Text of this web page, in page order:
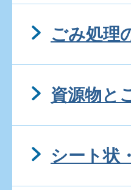
ごみ処理
資源物と
シート状